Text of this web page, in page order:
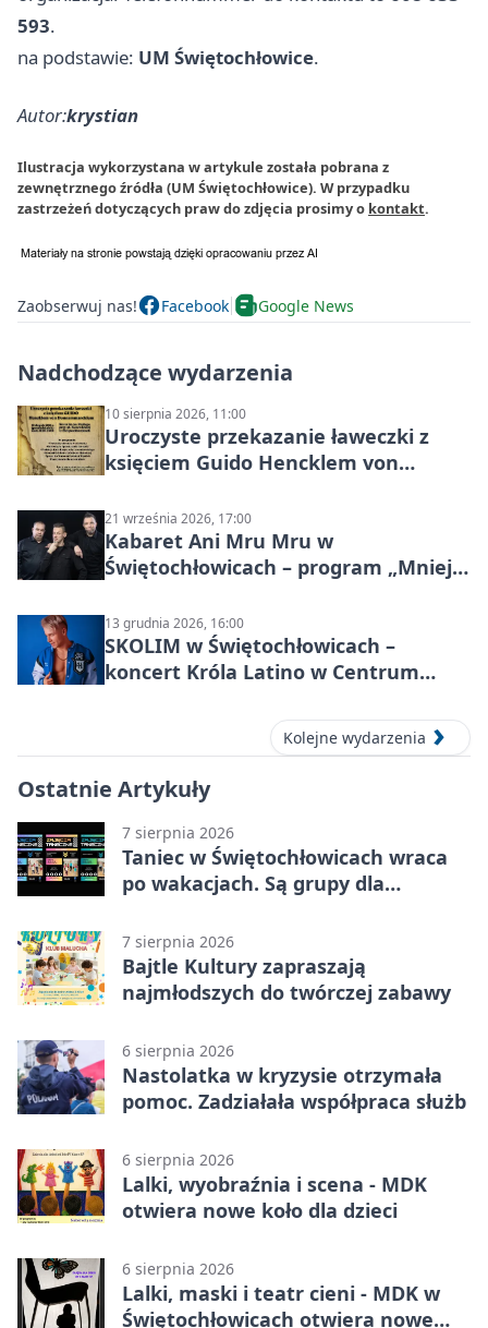
593.
na podstawie: UM Świętochłowice.
Autor:krystian
Ilustracja wykorzystana w artykule została pobrana z
zewnętrznego źródła (UM Świętochłowice). W przypadku
zastrzeżeń dotyczących praw do zdjęcia prosimy o kontakt.
Zaobserwuj nas! Facebook Google News
Nadchodzące wydarzenia
10 sierpnia 2026, 11:00
Uroczyste przekazanie ławeczki z
księciem Guido Hencklem von
21 września 2026, 17:00
Kabaret Ani Mru Mru w
Świętochłowicach – program „Mniej
13 grudnia 2026, 16:00
SKOLIM w Świętochłowicach –
koncert Króla Latino w Centrum
Kolejne wydarzenia
Ostatnie Artykuły
7 sierpnia 2026
Taniec w Świętochłowicach wraca
po wakacjach. Są grupy dla
7 sierpnia 2026
Bajtle Kultury zapraszają
najmłodszych do twórczej zabawy
6 sierpnia 2026
Nastolatka w kryzysie otrzymała
pomoc. Zadziałała współpraca służb
6 sierpnia 2026
Lalki, wyobraźnia i scena - MDK
otwiera nowe koło dla dzieci
6 sierpnia 2026
Lalki, maski i teatr cieni - MDK w
Świętochłowicach otwiera nowe